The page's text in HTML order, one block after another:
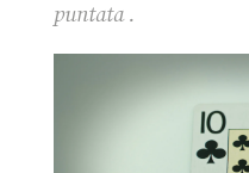
puntata .